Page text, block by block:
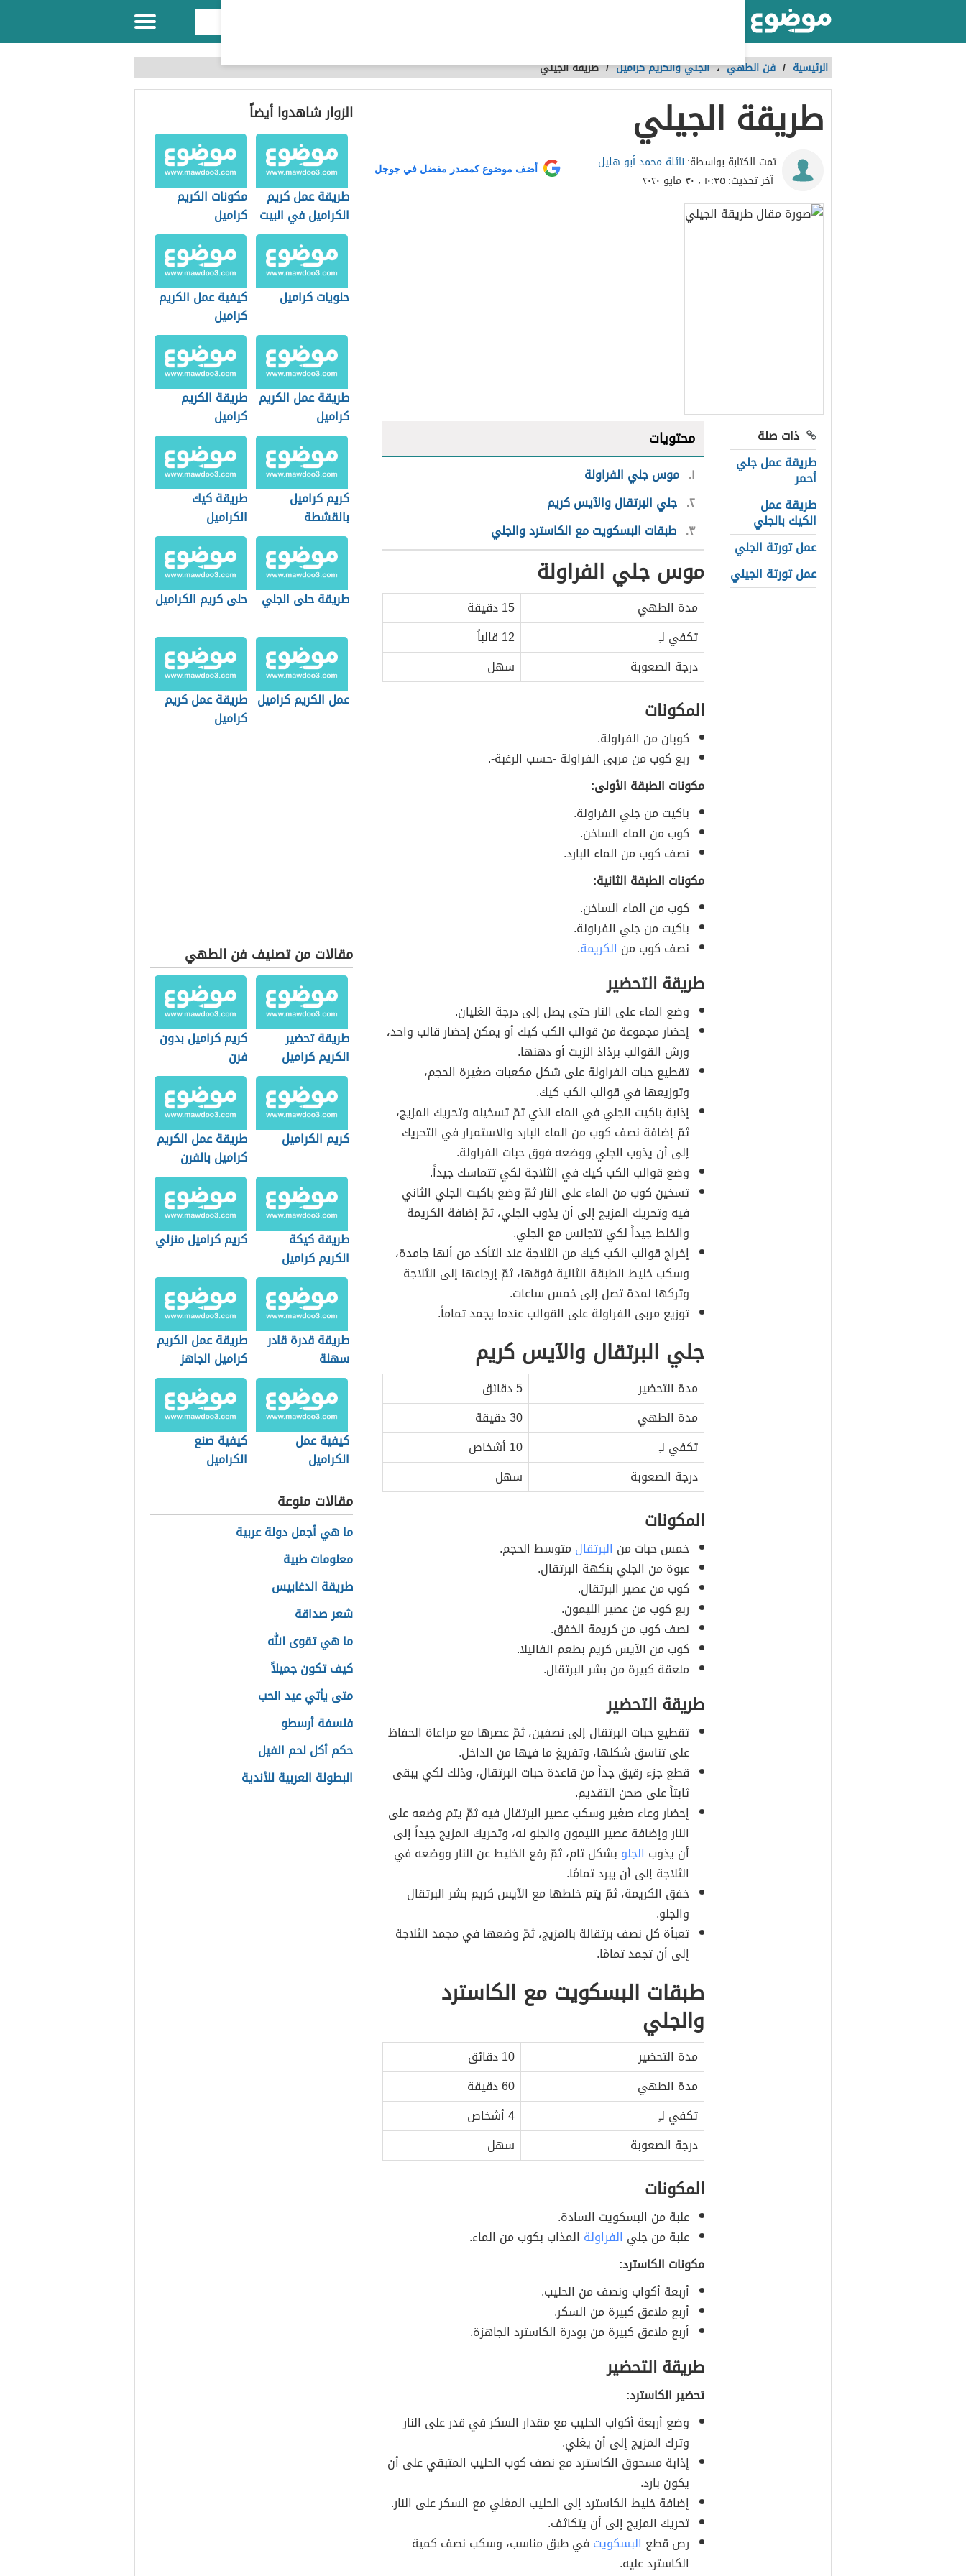
الرئيسية / فن الطهي،الجلي والكريم كراميل /طريقة الجيلي
طريقة الجيلي
تمت الكتابة بواسطة: نائلة محمد أبو هليل
آخر تحديث:١٠:٣٥ ، ٣٠ مايو ٢٠٢٠
أضف موضوع كمصدر مفضل في جوجل
ذات صلة
طريقة عمل جلي
أحمر
طريقة عمل
الكيك بالجلي
عمل تورتة الجلي
عمل تورتة الجيلي
محتويات
١ موس جلي الفراولة
٢ جلي البرتقال والآيس كريم
٣ طبقات البسكويت مع الكاسترد والجلي
موس جلي الفراولة
مدة الطهي
15 دقيقة
تكفي لـِ
12 قالباً
درجة الصعوبة
سهل
المكونات
كوبان من الفراولة.
ربع كوب من مربى الفراولة -حسب الرغبة-.
مكونات الطبقة الأولى:
باكيت من جلي الفراولة.
كوب من الماء الساخن.
نصف كوب من الماء البارد.
مكونات الطبقة الثانية:
كوب من الماء الساخن.
باكيت من جلي الفراولة.
نصف كوب من الكريمة.
طريقة التحضير
وضع الماء على النار حتى يصل إلى درجة الغليان.
إحضار مجموعة من قوالب الكب كيك أو يمكن إحضار قالب واحد،
ورش القوالب برذاذ الزيت أو دهنها.
تقطيع حبات الفراولة على شكل مكعبات صغيرة الحجم،
وتوزيعها في قوالب الكب كيك.
إذابة باكيت الجلي في الماء الذي تمّ تسخينه وتحريك المزيج،
ثمّ إضافة نصف كوب من الماء البارد والاستمرار في التحريك
إلى أن يذوب الجلي ووضعه فوق حبات الفراولة.
وضع قوالب الكب كيك في الثلاجة لكي تتماسك جيداً.
تسخين كوب من الماء على النار ثمّ وضع باكيت الجلي الثاني
فيه وتحريك المزيج إلى أن يذوب الجلي، ثمّ إضافة الكريمة
والخلط جيداً لكي تتجانس مع الجلي.
إخراج قوالب الكب كيك من الثلاجة عند التأكد من أنها جامدة،
وسكب خليط الطبقة الثانية فوقها، ثمّ إرجاعها إلى الثلاجة
وتركها لمدة تصل إلى خمس ساعات.
توزيع مربى الفراولة على القوالب عندما يجمد تماماً.
جلي البرتقال والآيس كريم
مدة التحضير
5 دقائق
مدة الطهي
30 دقيقة
تكفي لـِ
10 أشخاص
درجة الصعوبة
سهل
المكونات
خمس حبات من البرتقال متوسط الحجم.
عبوة من الجلي بنكهة البرتقال.
كوب من عصير البرتقال.
ربع كوب من عصير الليمون.
نصف كوب من كريمة الخفق.
كوب من الآيس كريم بطعم الفانيلا.
ملعقة كبيرة من بشر البرتقال.
طريقة التحضير
تقطيع حبات البرتقال إلى نصفين، ثمّ عصرها مع مراعاة الحفاظ
على تناسق شكلها، وتفريغ ما فيها من الداخل.
قطع جزء رقيق جداً من قاعدة حبات البرتقال، وذلك لكي يبقى
ثابتاً على صحن التقديم.
إحضار وعاء صغير وسكب عصير البرتقال فيه ثمّ يتم وضعه على
النار وإضافة عصير الليمون والجلو له، وتحريك المزيج جيداً إلى
أن يذوب الجلو بشكل تام، ثمّ رفع الخليط عن النار ووضعه في
الثلاجة إلى أن يبرد تمامًا.
خفق الكريمة، ثمّ يتم خلطها مع الآيس كريم بشر البرتقال
والجلو.
تعبأة كل نصف برتقالة بالمزيج، ثمّ وضعها في مجمد الثلاجة
إلى أن تجمد تمامًا.
طبقات البسكويت مع الكاسترد
والجلي
مدة التحضير
10 دقائق
مدة الطهي
60 دقيقة
تكفي لـِ
4 أشخاص
درجة الصعوبة
سهل
المكونات
علبة من البسكويت السادة.
علبة من جلي الفراولة المذاب بكوب من الماء.
مكونات الكاسترد:
أربعة أكواب ونصف من الحليب.
أربع ملاعق كبيرة من السكر.
أربع ملاعق كبيرة من بودرة الكاسترد الجاهزة.
طريقة التحضير
تحضير الكاسترد:
وضع أربعة أكواب الحليب مع مقدار السكر في قدر على النار
وترك المزيج إلى أن يغلي.
إذابة مسحوق الكاسترد مع نصف كوب الحليب المتبقي على أن
يكون بارد.
إضافة خليط الكاسترد إلى الحليب المغلي مع السكر على النار.
تحريك المزيج إلى أن يتكاثف.
رص قطع البسكويت في طبق مناسب، وسكب نصف كمية
الكاسترد عليه.
الزوار شاهدوا أيضاً
طريقة عمل كريم
الكراميل في البيت
مكونات الكريم
كراميل
حلويات كراميل
كيفية عمل الكريم
كراميل
طريقة عمل الكريم
كراميل
طريقة الكريم
كراميل
كريم كراميل
بالقشطة
طريقة كيك
الكراميل
طريقة حلى الجلي حلى كريم الكراميل
عمل الكريم كراميل طريقة عمل كريم
كراميل
مقالات من تصنيف فن الطهي
طريقة تحضير
الكريم كراميل
كريم كراميل بدون
فرن
كريم الكراميل
طريقة عمل الكريم
كراميل بالفرن
طريقة كيكة
الكريم كراميل
كريم كراميل منزلي
طريقة قدرة قادر
سهلة
طريقة عمل الكريم
كراميل الجاهز
كيفية عمل
الكراميل
كيفية صنع
الكراميل
مقالات منوعة
ما هي أجمل دولة عربية
معلومات طبية
طريقة الدغابيس
شعر صداقة
ما هي تقوى الله
كيف تكون جميلاً
متى يأتي عيد الحب
فلسفة أرسطو
حكم أكل لحم الفيل
البطولة العربية للأندية